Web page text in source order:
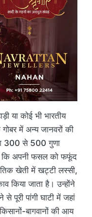
या कोई भी भारतीय
में अन्य जानवरों की
300 से 500 गुणा
कि अपनी फसल को फफूंद
खेती में खट्टी लस्सी,
किया जाता है। उन्होंने
पूरी पांगी घाटी में जहां
बागवानों की आय